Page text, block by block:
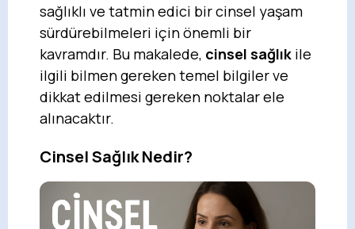
sağlıklı ve tatmin edici bir cinsel yaşam
sürdürebilmeleri için önemli bir
kavramdır. Bu makalede, cinsel sağlık ile
ilgili bilmen gereken temel bilgiler ve
dikkat edilmesi gereken noktalar ele
alınacaktır.
Cinsel Sağlık Nedir?